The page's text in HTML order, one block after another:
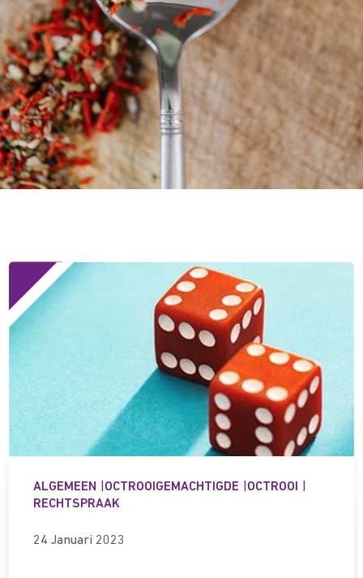
ALGEMEEN OCTROOIGEMACHTIGDE OCTROOI
RECHTSPRAAK
24 Januari 2023